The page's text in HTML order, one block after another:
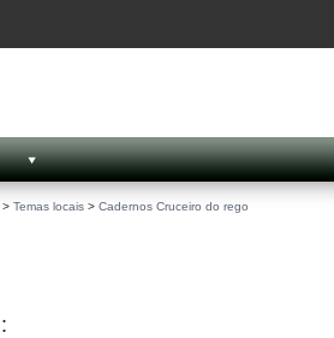
> Temas locais > Cadernos Cruceiro do rego
: